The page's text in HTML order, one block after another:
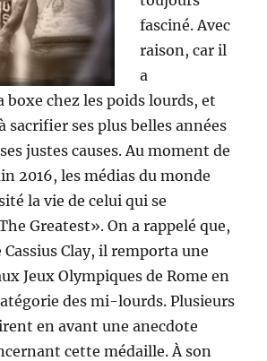
fasciné. Avec
raison, car il
a
chez les poids lourds, et
sacrifier ses plus belles années
justes causes. Au moment de
2016, les médias du monde
la vie de celui qui se
Greatest». On a rappelé que,
Cassius Clay, il remporta une
Jeux Olympiques de Rome en
des mi-lourds.Plusieurs
en avant une anecdote
cette médaille. À son